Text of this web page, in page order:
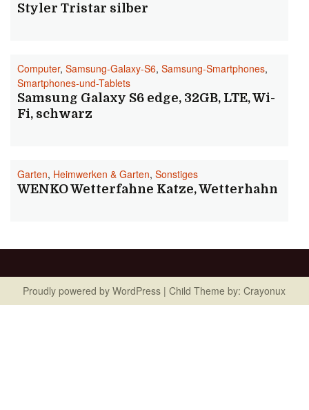
Styler Tristar silber
Computer, Samsung-Galaxy-S6, Samsung-Smartphones,
Smartphones-und-Tablets
Samsung Galaxy S6 edge, 32GB, LTE, Wi-
Fi, schwarz
Garten, Heimwerken & Garten, Sonstiges
WENKO Wetterfahne Katze, Wetterhahn
Proudly powered by WordPress | Child Theme by: Crayonux